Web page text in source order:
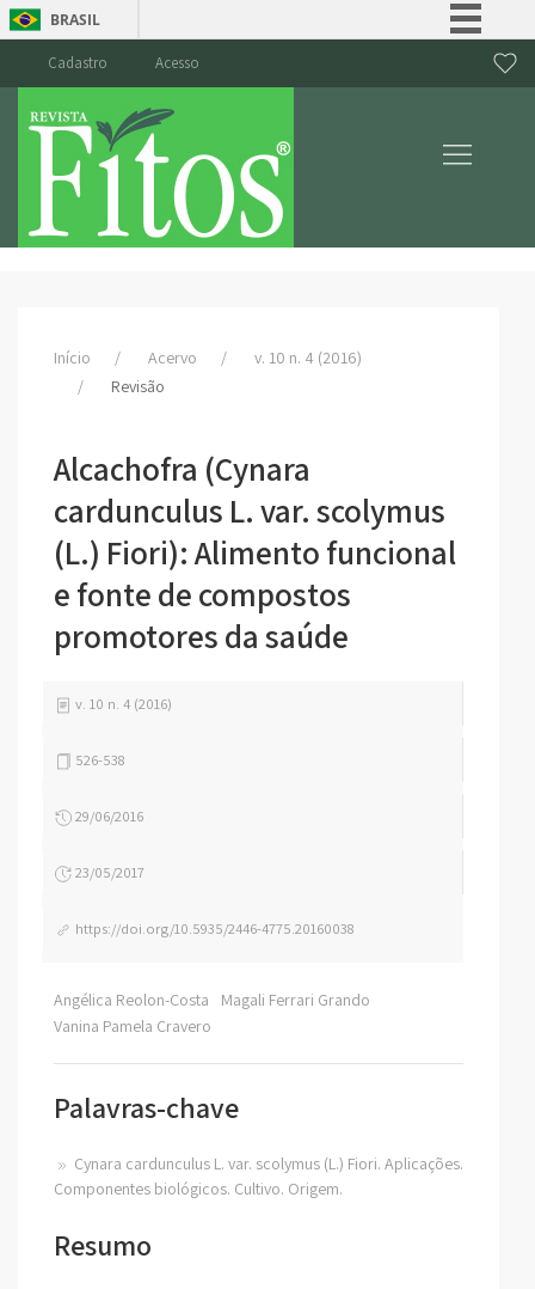
BRASIL
Canais
Cadastro Acesso
Início Acervo
v. 10 n. 4 (2016)
Revisão
Alcachofra (Cynara
cardunculus L. var. scolymus
(L.) Fiori): Alimento funcional
e fonte de compostos
promotores da saúde
v. 10 n. 4 (2016)
526-538
29/06/2016
23/05/2017
https://doi.org/10.5935/2446-4775.20160038
Angélica Reolon-Costa
Magali Ferrari Grando
Vanina Pamela Cravero
Palavras-chave
Cynara cardunculus L. var. scolymus (L.) Fiori. Aplicações.
Componentes biológicos. Cultivo. Origem.
Resumo